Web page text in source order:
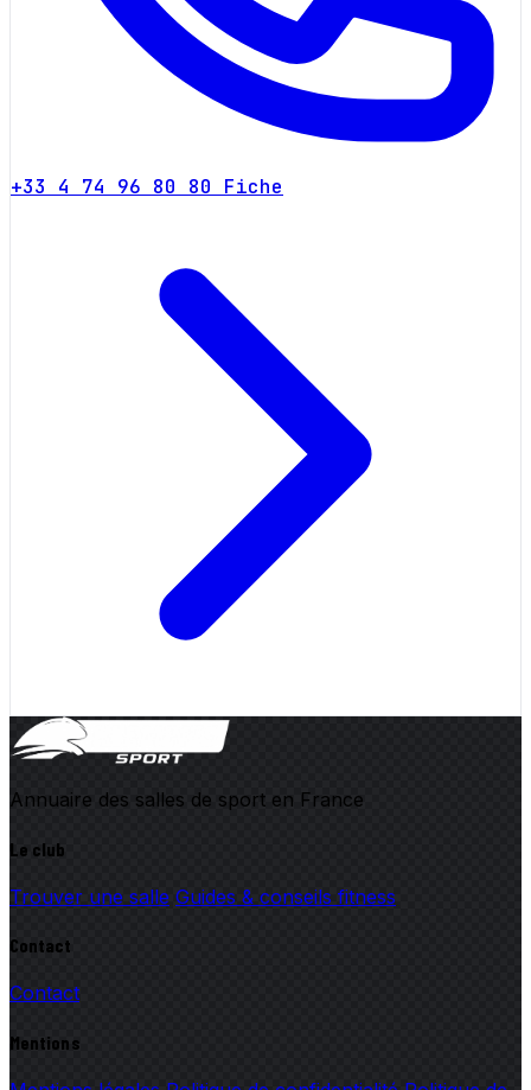
+33 4 74 96 80 80 Fiche
Annuaire des salles de sport en France
Le club
Trouver une salle Guides & conseils fitness
Contact
Contact
Mentions